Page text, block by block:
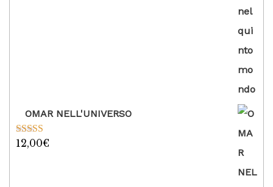
OMAR NELL'UNIVERSO
Valutato
12,00€